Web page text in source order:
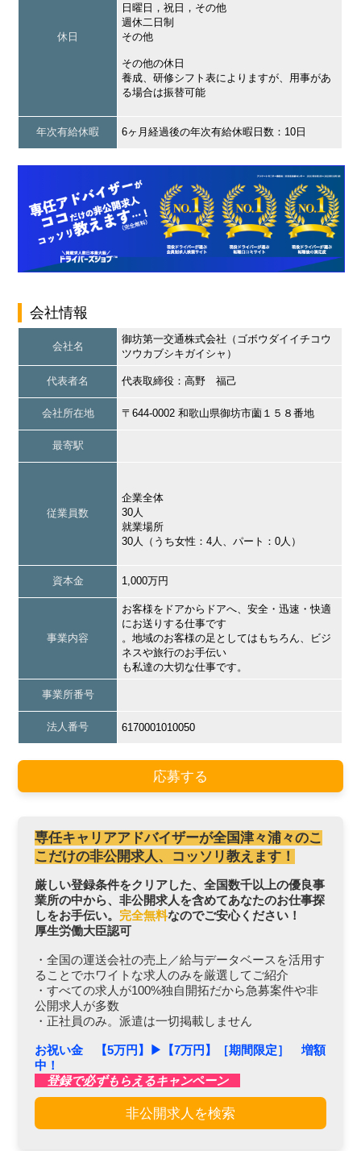
休日
日曜日，祝日，その他
週休二日制
その他
その他の休日
養成、研修シフト表によりますが、用事があ
る場合は振替可能
年次有給休暇 6ヶ月経過後の年次有給休暇日数：10日
会社情報
会社名
御坊第一交通株式会社（ゴボウダイイチコウ
ツウカブシキガイシャ）
代表者名 代表取締役：高野 福己
会社所在地 〒644-0002 和歌山県御坊市薗１５８番地
最寄駅
従業員数
企業全体
30人
就業場所
30人（うち女性：4人、パート：0人）
資本金 1,000万円
事業内容
お客様をドアからドアへ、安全・迅速・快適
にお送りする仕事です
。地域のお客様の足としてはもちろん、ビジ
ネスや旅行のお手伝い
も私達の大切な仕事です。
事業所番号
法人番号 6170001010050
応募する
専任キャリアアドバイザーが全国津々浦々のこ
こだけの非公開求人、コッソリ教えます！
厳しい登録条件をクリアした、全国数千以上の優良事
業所の中から、非公開求人を含めてあなたのお仕事探
しをお手伝い。 完全無料なのでご安心ください！
厚生労働大臣認可
・全国の運送会社の売上／給与データベースを活用す
ることでホワイトな求人のみを厳選してご紹介
・すべての求人が100%独自開拓だから急募案件や非
公開求人が多数
・正社員のみ。派遣は一切掲載しません
お祝い金 【5万円】▶︎【7万円】［期間限定］ 増額
中！
登録で必ずもらえるキャンペーン
非公開求人を検索